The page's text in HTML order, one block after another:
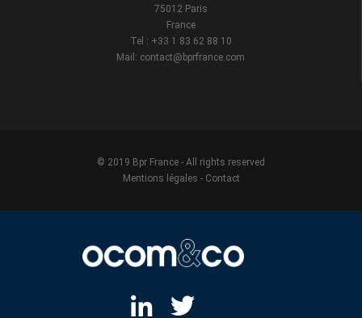
75012 Paris
France
Tel : +33 1 83 62 88 10
Mail: contact@bprfrance.com
© 2019 Bpr France - All rights reserved
Mentions légales - Contact